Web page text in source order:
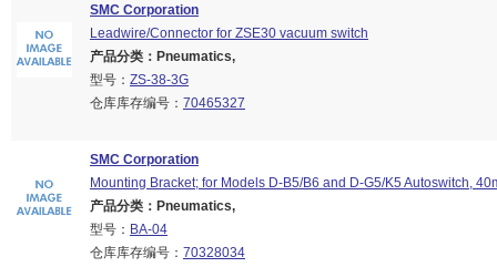
SMC Corporation
Leadwire/Connector for ZSE30 vacuum switch
产品分类：Pneumatics,
型号： ZS-38-3G
仓库库存编号： 70465327
SMC Corporation
Mounting Bracket; for Models D-B5/B6 and D-G5/K5 Autoswitch,
产品分类：Pneumatics,
型号： BA-04
仓库库存编号： 70328034